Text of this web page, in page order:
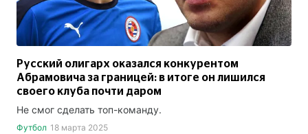
Русский олигарх оказался конкурентом
Абрамовича за границей: в итоге он лишился
своего клуба почти даром
Не смог сделать топ-команду.
Футбол 18 марта 2025